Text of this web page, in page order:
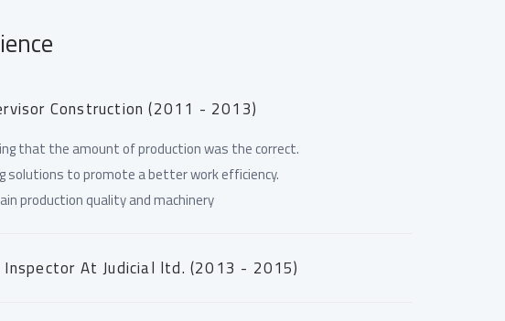
Construction (2011 - 2013)
that the amount of production was the correct.
solutions to promote a better work efficiency.
production quality and machinery
Inspector At Judicial ltd. (2013 - 2015)